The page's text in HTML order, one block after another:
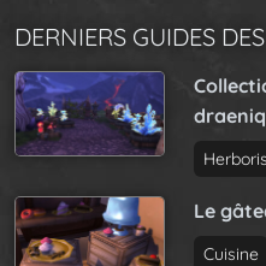
DERNIERS GUIDES
Le
Cuisine